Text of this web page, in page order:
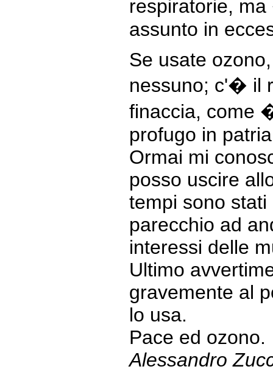
respiratorie,
assunto in
Se usate
nessuno; c'� il
finaccia, come
profugo in
Ormai mi
posso uscire
tempi sono
parecchio ad
interessi delle
Ultimo
gravemente al
lo usa.
Pace ed ozono.
Alessandro